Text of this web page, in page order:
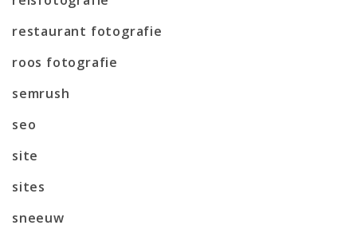
restaurant fotografie
roos fotografie
semrush
seo
site
sites
sneeuw